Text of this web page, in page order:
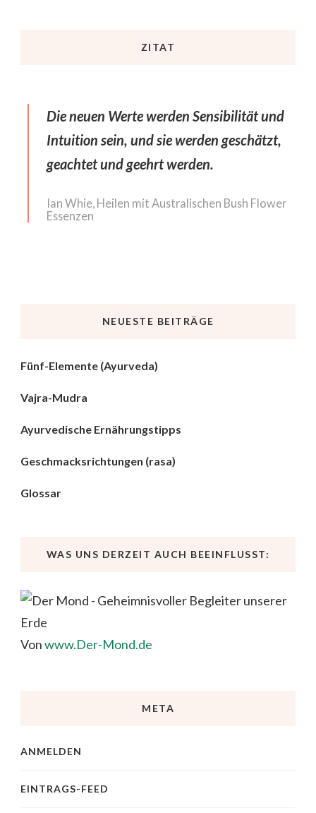
ZITAT
Die neuen Werte werden Sensibilität und
Intuition sein, und sie werden geschätzt,
geachtet und geehrt werden.
Ian Whie, Heilen mit Australischen Bush Flower
Essenzen
NEUESTE BEITRÄGE
Fünf-Elemente (Ayurveda)
Vajra-Mudra
Ayurvedische Ernährungstipps
Geschmacksrichtungen (rasa)
Glossar
WAS UNS DERZEIT AUCH BEEINFLUSST:
Vonwww.Der-Mond.de
META
ANMELDEN
EINTRAGS-FEED